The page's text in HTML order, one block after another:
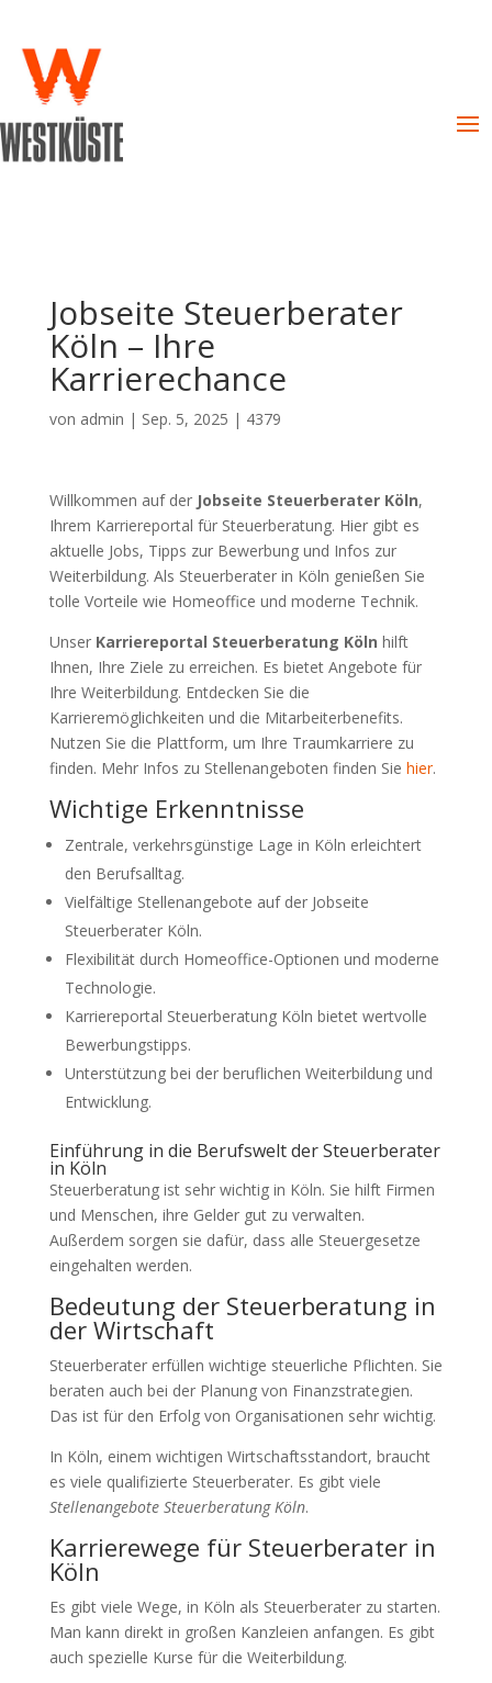
Jobseite Steuerberater
Köln – Ihre
Karrierechance
von admin | Sep. 5, 2025 | 4379
Willkommen auf der Jobseite Steuerberater Köln,
Ihrem Karriereportal für Steuerberatung. Hier gibt es
aktuelle Jobs, Tipps zur Bewerbung und Infos zur
Weiterbildung. Als Steuerberater in Köln genießen Sie
tolle Vorteile wie Homeoffice und moderne Technik.
Unser Karriereportal Steuerberatung Köln hilft
Ihnen, Ihre Ziele zu erreichen. Es bietet Angebote für
Ihre Weiterbildung. Entdecken Sie die
Karrieremöglichkeiten und die Mitarbeiterbenefits.
Nutzen Sie die Plattform, um Ihre Traumkarriere zu
finden. Mehr Infos zu Stellenangeboten finden Sie hier.
Wichtige Erkenntnisse
Zentrale, verkehrsgünstige Lage in Köln erleichtert
den Berufsalltag.
Vielfältige Stellenangebote auf der Jobseite
Steuerberater Köln.
Flexibilität durch Homeoffice-Optionen und moderne
Technologie.
Karriereportal Steuerberatung Köln bietet wertvolle
Bewerbungstipps.
Unterstützung bei der beruflichen Weiterbildung und
Entwicklung.
Einführung in die Berufswelt der Steuerberater
in Köln
Steuerberatung ist sehr wichtig in Köln. Sie hilft Firmen
und Menschen, ihre Gelder gut zu verwalten.
Außerdem sorgen sie dafür, dass alle Steuergesetze
eingehalten werden.
Bedeutung der Steuerberatung in
der Wirtschaft
Steuerberater erfüllen wichtige steuerliche Pflichten. Sie
beraten auch bei der Planung von Finanzstrategien.
Das ist für den Erfolg von Organisationen sehr wichtig.
In Köln, einem wichtigen Wirtschaftsstandort, braucht
es viele qualifizierte Steuerberater. Es gibt viele
Stellenangebote Steuerberatung Köln.
Karrierewege für Steuerberater in
Köln
Es gibt viele Wege, in Köln als Steuerberater zu starten.
Man kann direkt in großen Kanzleien anfangen. Es gibt
auch spezielle Kurse für die Weiterbildung.